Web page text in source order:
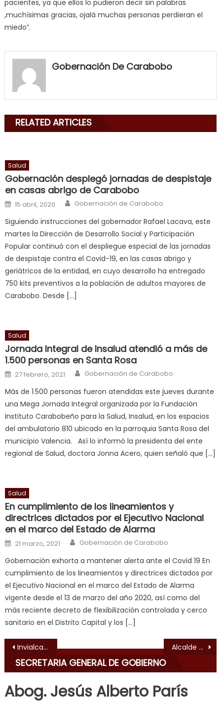
pacientes, ya que ellos lo pudieron decir sin palabras
,muchísimas gracias, ojalá muchas personas perdieran el
miedo”.
my
neighbor
mouth
will
smith
is
cuckold,
nice
milf
in
squirting,
आपक
न
ह
क
च
त
क
लग
आपक
पस
द,
sexy
bbw
a
long
hard
fuck,
सच
ह
क
ल
dancer
milf,
Gobernación De Carabobo
RELATED ARTICLES
Salud
Gobernación desplegó jornadas de despistaje
en casas abrigo de Carabobo
Posted on
15 abril, 2020 Author
Gobernación de Carabobo
Siguiendo instrucciones del gobernador Rafael Lacava, este
martes la Dirección de Desarrollo Social y Participación
Popular continuó con el despliegue especial de las jornadas
de despistaje contra el Covid-19, en las casas abrigo y
geriátricos de la entidad, en cuyo desarrollo ha entregado
750 kits preventivos a la población de adultos mayores de
Carabobo. Desde […]
Salud
Jornada Integral de Insalud atendió a más de
1.500 personas en Santa Rosa
Posted on
27 febrero, 2021 Author
Gobernación de Carabobo
Más de 1.500 personas fueron atendidas este jueves durante
una Mega Jornada Integral organizada por la Fundación
Instituto Carabobeño para la Salud, Insalud, en los espacios
del ambulatorio 810 ubicado en la parroquia Santa Rosa del
municipio Valencia. Así lo informó la presidenta del ente
regional de Salud, doctora Jonna Acero, quien señaló que […]
Salud
En cumplimiento de los lineamientos y
directrices dictados por el Ejecutivo Nacional
en el marco del Estado de Alarma
Posted on
21 marzo, 2021 Author
Gobernación de Carabobo
Gobernación exhorta a mantener alerta ante el Covid 19 En
cumplimiento de los lineamientos y directrices dictados por
el Ejecutivo Nacional en el marco del Estado de Alarma
vigente desde el 13 de marzo del año 2020, así como del
más reciente decreto de flexibilización controlada y cerco
sanitario en el Distrito Capital y los […]
Navegación de entradas
Invialca inició Plan de Mantenimiento Vial en Autopista del Sur Alcalde Gutiérrez inspeccionó rehabilitación del CDI La Cidra en Naguanagua
SECRETARIA GENERAL DE GOBIERNO
Abog. Jesús Alberto París